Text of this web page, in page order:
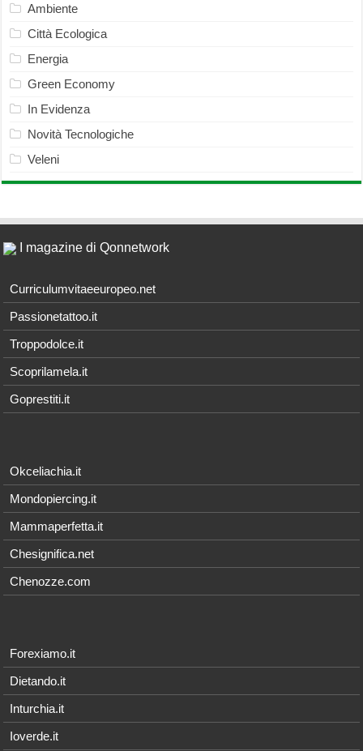
Ambiente
Città Ecologica
Energia
Green Economy
In Evidenza
Novità Tecnologiche
Veleni
I magazine di Qonnetwork
Curriculumvitaeeuropeo.net
Passionetattoo.it
Troppodolce.it
Scoprilamela.it
Goprestiti.it
Okceliachia.it
Mondopiercing.it
Mammaperfetta.it
Chesignifica.net
Chenozze.com
Forexiamo.it
Dietando.it
Inturchia.it
Ioverde.it